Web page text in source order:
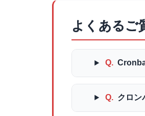
よくあるご
Q.
Q. クロン